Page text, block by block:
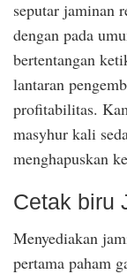
seputar jaminan
dengan pada
bertentangan
lantaran
profitabilitas.
masyhur kali
menghapuskan
Cetak biru
Menyediakan
pertama paham